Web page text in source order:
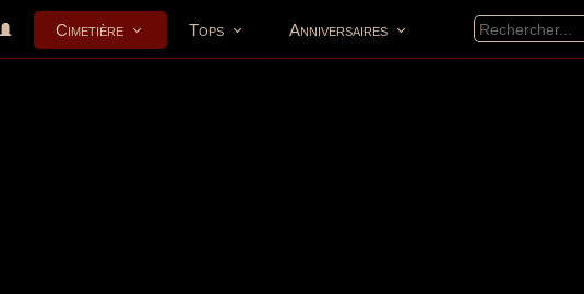
Cimetière Tops Anniversaires